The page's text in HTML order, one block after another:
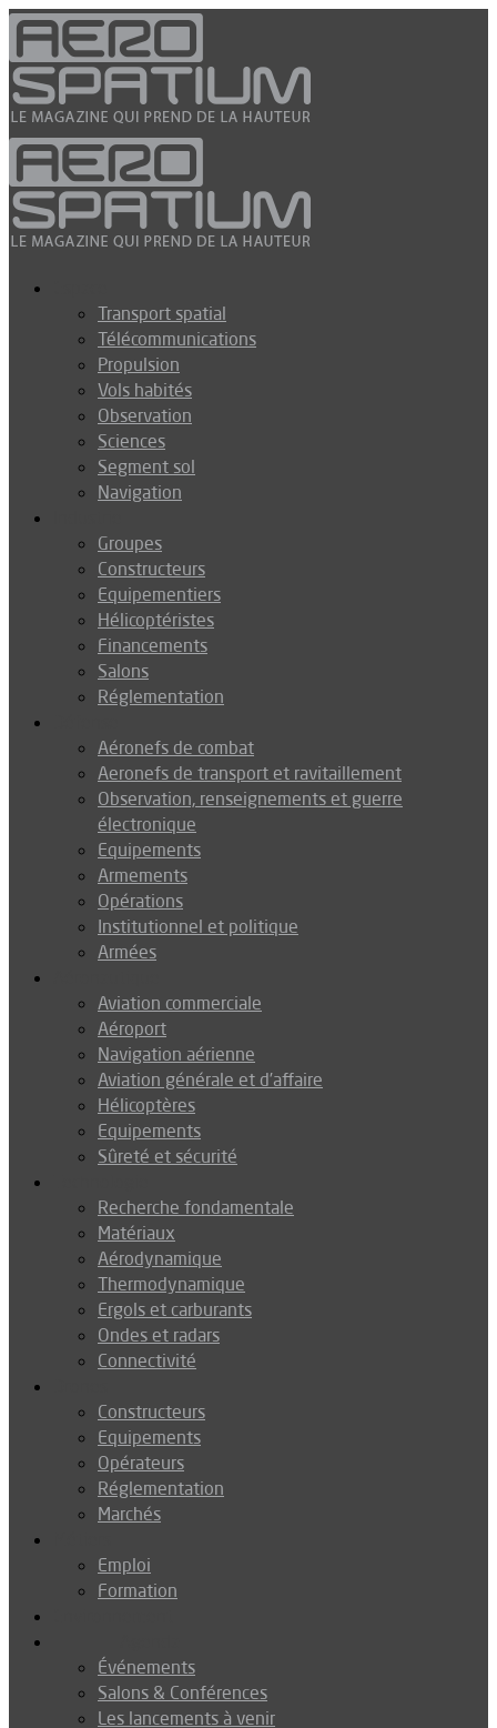
Transport spatial
Télécommunications
Propulsion
Vols habités
Observation
Sciences
Segment sol
Navigation
Groupes
Constructeurs
Equipementiers
Hélicoptéristes
Financements
Salons
Réglementation
Aéronefs de combat
Aeronefs de transport et ravitaillement
Observation, renseignements et guerre
électronique
Equipements
Armements
Opérations
Institutionnel et politique
Armées
Aviation commerciale
Aéroport
Navigation aérienne
Aviation générale et d’affaire
Hélicoptères
Equipements
Sûreté et sécurité
Recherche fondamentale
Matériaux
Aérodynamique
Thermodynamique
Ergols et carburants
Ondes et radars
Connectivité
Constructeurs
Equipements
Opérateurs
Réglementation
Marchés
Emploi
Formation
Événements
Salons & Conférences
Les lancements à venir